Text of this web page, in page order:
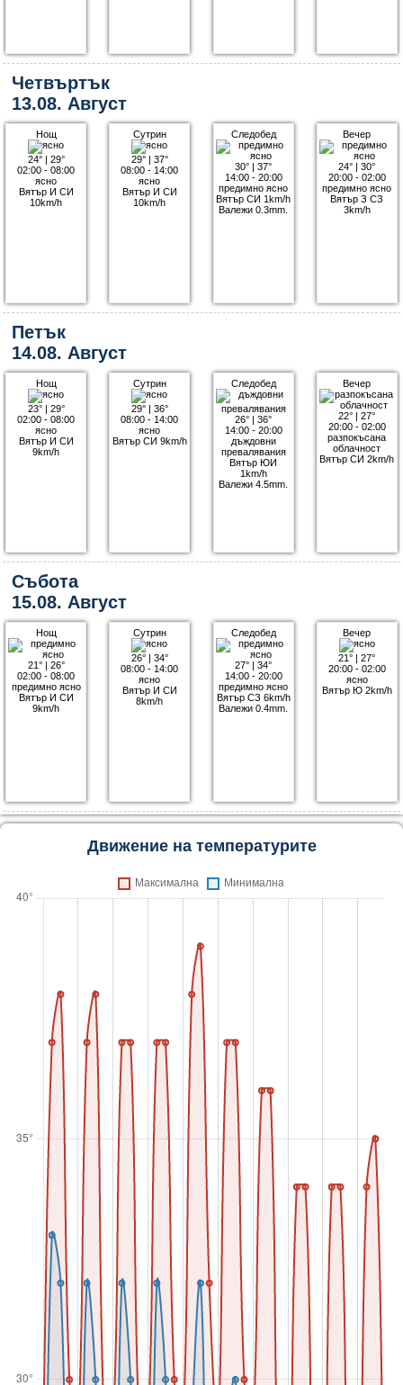
Четвъртък
13.08. Август
Нощ
24°| 29°
02:00 - 08:00
ясно
Вятър И СИ
10km/h
Сутрин
29°| 37°
08:00 - 14:00
ясно
Вятър И СИ
10km/h
Следобед
30° |37°
14:00 - 20:00
предимно ясно
Вятър СИ 1km/h
Валежи 0.3mm.
Вечер
24° |30°
20:00 - 02:00
предимно ясно
Вятър З СЗ
3km/h
Петък
14.08. Август
Нощ
23°| 29°
02:00 - 08:00
ясно
Вятър И СИ
9km/h
Сутрин
29°| 36°
08:00 - 14:00
ясно
Вятър СИ 9km/h
Следобед
26° |36°
14:00 - 20:00
дъждовни
превалявания
Вятър ЮИ
1km/h
Валежи 4.5mm.
Вечер
22° |27°
20:00 - 02:00
разпокъсана
облачност
Вятър СИ 2km/h
Събота
15.08. Август
Нощ
21°| 26°
02:00 - 08:00
предимно ясно
Вятър И СИ
9km/h
Сутрин
26°| 34°
08:00 - 14:00
ясно
Вятър И СИ
8km/h
Следобед
27° |34°
14:00 - 20:00
предимно ясно
Вятър СЗ 6km/h
Валежи 0.4mm.
Вечер
21° |27°
20:00 - 02:00
ясно
Вятър Ю 2km/h
Движение на температурите